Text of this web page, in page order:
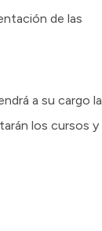
de las
a su cargo la
los cursos y